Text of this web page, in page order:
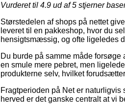
Vurderet til 4.9 ud af 5 stjerner
Størstedelen af shops på nettet
leveret til en pakkeshop, hvor du
hensigtsmæssig, og ofte ligeledes
Du burde på samme måde
en smule mere pebret, men
produkterne selv, hvilket
Fragtperioden på Net er
herved er det ganske centralt at vi